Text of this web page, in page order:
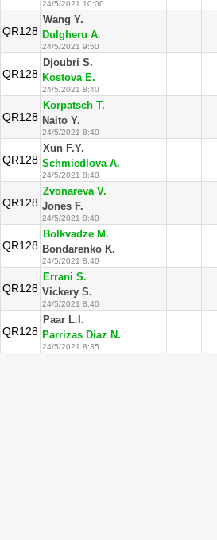
24/5/2021 10:00
QR128
Wang Y.
Dulgheru A.
24/5/2021 9:50
QR128
Djoubri S.
Kostova E.
24/5/2021 8:40
QR128
Korpatsch T.
Naito Y.
24/5/2021 8:40
QR128
Xun F.Y.
Schmiedlova A.
24/5/2021 8:40
QR128
Zvonareva V.
Jones F.
24/5/2021 8:40
QR128
Bolkvadze M.
Bondarenko K.
24/5/2021 8:40
QR128
Errani S.
Vickery S.
24/5/2021 8:40
QR128
Paar L.I.
Parrizas Diaz N.
24/5/2021 8:35